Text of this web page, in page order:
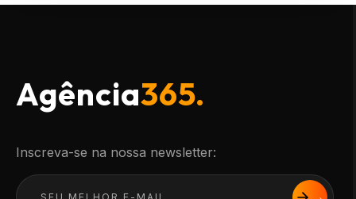
Agência365.
Inscreva-se na nossa newsletter: